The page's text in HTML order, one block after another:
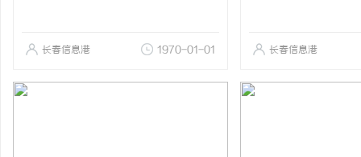
长春信息港 1970-01-01 长春信息港